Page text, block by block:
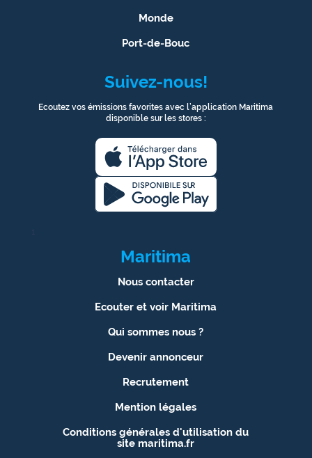
Monde
Port-de-Bouc
Suivez-nous!
Ecoutez vos émissions favorites avec l’application Maritima
disponible sur les stores :
1
Maritima
Nous contacter
Ecouter et voir Maritima
Qui sommes nous ?
Devenir annonceur
Recrutement
Mention légales
Conditions générales d'utilisation du
site maritima.fr